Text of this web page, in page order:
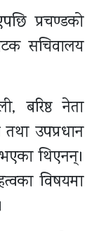
प्रचण्डको
सचिवालय
बरिष्ठ नेता
उपप्रधान
भएका थिएनन्।
विषयमा